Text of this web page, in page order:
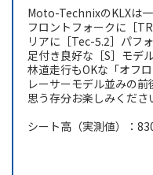
Moto-TechnixのKLXは一
フロントフォークに［
リアに［Tec-5.2］パフ
足付き良好な［S］モデ
林道走行もOKな「オフ
レーサーモデル並みの
思う存分お楽しみくださ
シート高（実測値）：